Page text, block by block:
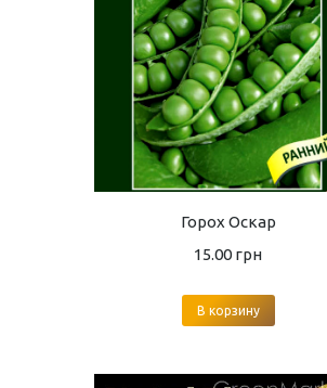
Горох Оскар
15.00 грн
В корзину